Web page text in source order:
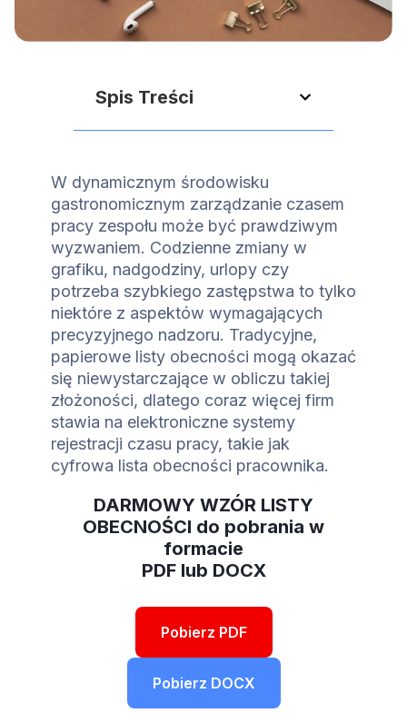
Spis Treści
W dynamicznym środowisku
gastronomicznym zarządzanie czasem
pracy zespołu może być prawdziwym
wyzwaniem. Codzienne zmiany w
grafiku, nadgodziny, urlopy czy
potrzeba szybkiego zastępstwa to tylko
niektóre z aspektów wymagających
precyzyjnego nadzoru. Tradycyjne,
papierowe listy obecności mogą okazać
się niewystarczające w obliczu takiej
złożoności, dlatego coraz więcej firm
stawia na elektroniczne systemy
rejestracji czasu pracy, takie jak
cyfrowa lista obecności pracownika.
DARMOWY WZÓR LISTY
OBECNOŚCI do pobrania w
formacie
PDF lub DOCX
Pobierz PDF
Pobierz DOCX